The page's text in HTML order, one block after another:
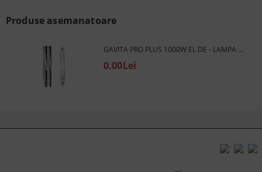
Produse asemanatoare
GAVITA PRO PLUS 1000W EL DE - LAMPA / BEC CU SODIU DUAL SPECTRUM
0.00Lei